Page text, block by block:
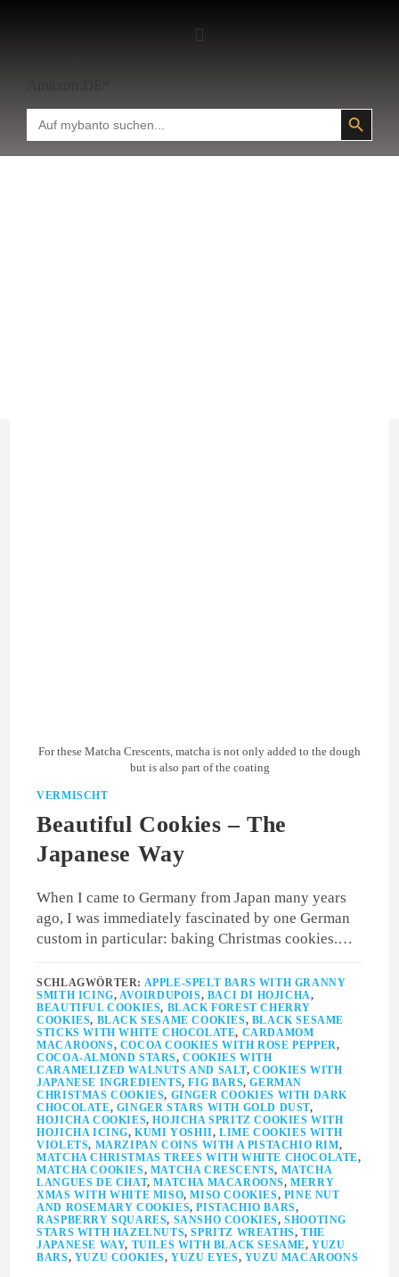
for:
SEARCH BUTTON
For these Matcha Crescents, matcha is not only added to the dough
but is also part of the coating
VERMISCHT
Beautiful Cookies – The
Japanese Way
When I came to Germany from Japan many years
ago, I was immediately fascinated by one German
custom in particular: baking Christmas cookies.…
SCHLAGWÖRTER: APPLE-SPELT BARS WITH GRANNY
SMITH ICING,AVOIRDUPOIS, BACI DI HOJICHA,
BEAUTIFUL COOKIES, BLACK FOREST CHERRY
COOKIES, BLACK SESAME COOKIES, BLACK SESAME
STICKS WITH WHITE CHOCOLATE, CARDAMOM
MACAROONS, COCOA COOKIES WITH ROSE PEPPER,
COCOA-ALMOND STARS,COOKIES WITH
CARAMELIZED WALNUTS AND SALT,COOKIES WITH
JAPANESE INGREDIENTS,FIG BARS,GERMAN
CHRISTMAS COOKIES, GINGER COOKIES WITH DARK
CHOCOLATE, GINGER STARS WITH GOLD DUST,
HOJICHA COOKIES,HOJICHA SPRITZ COOKIES WITH
HOJICHA ICING,KUMI YOSHII,LIME COOKIES WITH
VIOLETS, MARZIPAN COINS WITH A PISTACHIO RIM,
MATCHA CHRISTMAS TREES WITH WHITE CHOCOLATE,
MATCHA COOKIES, MATCHA CRESCENTS, MATCHA
LANGUES DE CHAT,MATCHA MACAROONS,MERRY
XMAS WITH WHITE MISO,MISO COOKIES, PINE NUT
AND ROSEMARY COOKIES,PISTACHIO BARS,
RASPBERRY SQUARES, SANSHO COOKIES,SHOOTING
STARS WITH HAZELNUTS,SPRITZ WREATHS,THE
JAPANESE WAY, TUILES WITH BLACK SESAME,YUZU
BARS, YUZU COOKIES,YUZU EYES, YUZU MACAROONS